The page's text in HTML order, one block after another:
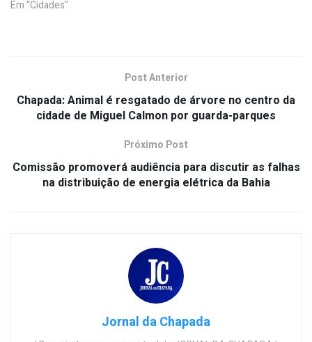
Em "Cidades"
Post Anterior
Chapada: Animal é resgatado de árvore no centro da
cidade de Miguel Calmon por guarda-parques
Próximo Post
Comissão promoverá audiência para discutir as falhas
na distribuição de energia elétrica da Bahia
Jornal da Chapada